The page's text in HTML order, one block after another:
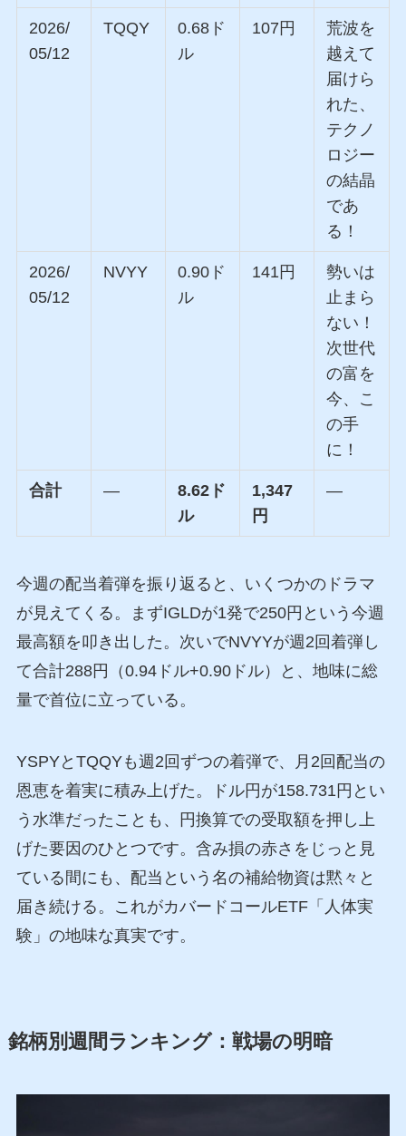
2026/
05/12
TQQY
0.68ド
ル
107円
荒波を
越えて
届けら
れた、
テクノ
ロジー
の結晶
であ
る！
2026/
05/12
NVYY
0.90ド
ル
141円
勢いは
止まら
ない！
次世代
の富を
今、こ
の手
に！
合計 —
8.62ド
ル
1,347
円
—
今週の配当着弾を振り返ると、いくつかのドラマ
が見えてくる。まずIGLDが1発で250円という今週
最高額を叩き出した。次いでNVYYが週2回着弾し
て合計288円（0.94ドル+0.90ドル）と、地味に総
量で首位に立っている。
YSPYとTQQYも週2回ずつの着弾で、月2回配当の
恩恵を着実に積み上げた。ドル円が158.731円とい
う水準だったことも、円換算での受取額を押し上
げた要因のひとつです。含み損の赤さをじっと見
ている間にも、配当という名の補給物資は黙々と
届き続ける。これがカバードコールETF「人体実
験」の地味な真実です。
銘柄別週間ランキング：戦場の明暗